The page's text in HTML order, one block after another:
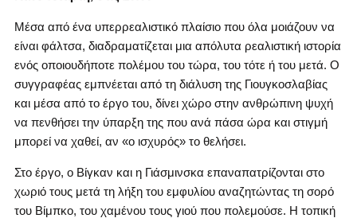
Μέσα από ένα υπερρεαλιστικό πλαίσιο που όλα μοιάζουν να
είναι φάλτσα, διαδραματίζεται μια απόλυτα ρεαλιστική ιστορία
ενός οποιουδήποτε πολέμου του τώρα, του τότε ή του μετά. Ο
συγγραφέας εμπνέεται από τη διάλυση της Γιουγκοσλαβίας
και μέσα από το έργο του, δίνει χώρο στην ανθρώπινη ψυχή
να πενθήσει την ύπαρξη της που ανά πάσα ώρα και στιγμή
μπορεί να χαθεί, αν «ο ισχυρός» το θελήσει.
Στο έργο, ο Βίγκαν και η Γιάσμινσκα επαναπατρίζονται στο
χωριό τους μετά τη λήξη του εμφυλίου αναζητώντας τη σορό
του Βίμπκο, του χαμένου τους γιού που πολεμούσε. Η τοπική